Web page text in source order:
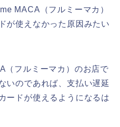
MACA（フルミーマカ）
が使えなかった原因みたい
（フルミーマカ）のお店で
いのであれば、支払い遅延
ードが使えるようになるは